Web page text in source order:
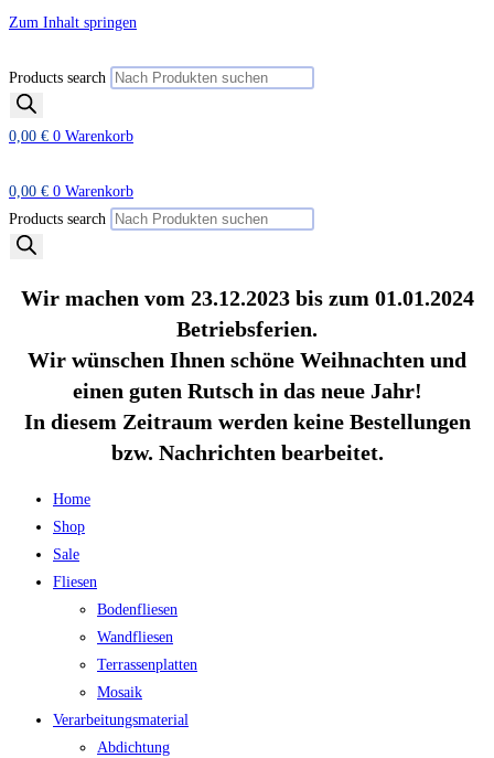
Zum Inhalt springen
Products search
0,00 € 0 Warenkorb
0,00 € 0 Warenkorb
Products search
Wir machen vom 23.12.2023 bis zum 01.01.2024
Betriebsferien.
Wir wünschen Ihnen schöne Weihnachten und
einen guten Rutsch in das neue Jahr!
In diesem Zeitraum werden keine Bestellungen
bzw. Nachrichten bearbeitet.
Home
Shop
Sale
Fliesen
Bodenfliesen
Wandfliesen
Terrassenplatten
Mosaik
Verarbeitungsmaterial
Abdichtung